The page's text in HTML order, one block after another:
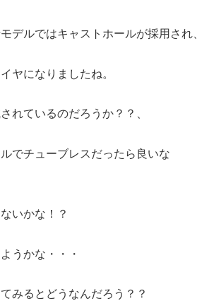
デルではキャストホールが採用され、
ヤになりましたね。
れているのだろうか？？、
でチューブレスだったら良いな
いかな！？
うかな・・・
みるとどうなんだろう？？